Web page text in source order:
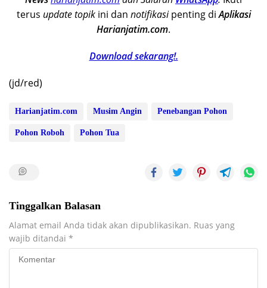
terus update topikini dan notifikasipenting diAplikasi
Harianjatim.com.
Download sekarang!.
(jd/red)
Harianjatim.com Musim Angin Penebangan Pohon
Pohon Roboh Pohon Tua
Tinggalkan Balasan
Alamat email Anda tidak akan dipublikasikan. Ruas yang
wajib ditandai *